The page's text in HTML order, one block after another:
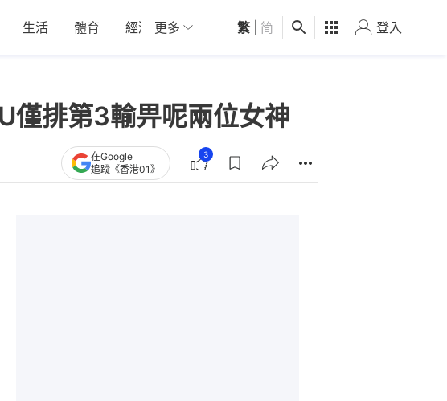
生活 體育 經濟 01深圳 觀點 健康 好食玩飛
更多 繁 简 登入
僅排第3輸畀呢兩位女神
在Google
追蹤《香港01》
3